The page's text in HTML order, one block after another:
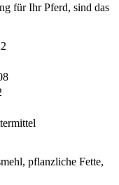
für Ihr Pferd, sind das
pflanzliche Fette,